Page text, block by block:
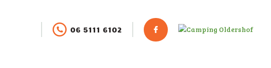
06 5111 6102